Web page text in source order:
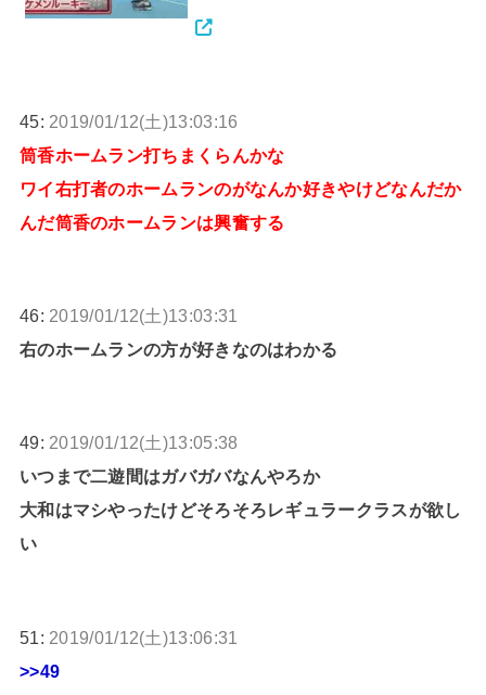
45: 2019/01/12(土)13:03:16
筒香ホームラン打ちまくらんかな
ワイ右打者のホームランのがなんか好きやけどなんだか
んだ筒香のホームランは興奮する
46: 2019/01/12(土)13:03:31
右のホームランの方が好きなのはわかる
49: 2019/01/12(土)13:05:38
いつまで二遊間はガバガバなんやろか
大和はマシやったけどそろそろレギュラークラスが欲し
い
51: 2019/01/12(土)13:06:31
>>49